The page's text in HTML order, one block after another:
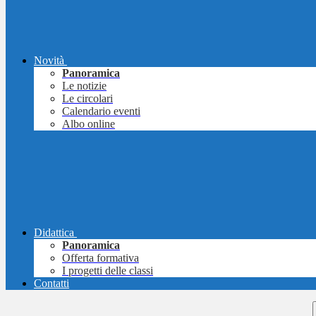
Novità
Panoramica
Le notizie
Le circolari
Calendario eventi
Albo online
Didattica
Panoramica
Offerta formativa
I progetti delle classi
Contatti